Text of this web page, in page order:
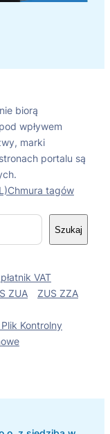
biorą
wpływem
marki
portalu są
Chmura tagów
Szukaj
VAT
ZUA
ZUS ZZA
Kontrolny